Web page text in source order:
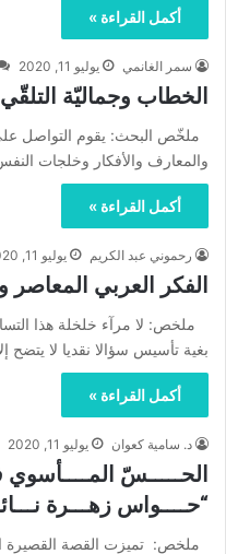
أكمل القراءة »
سمر الغانمي يوليو 11, 2020
الخطاب وجماليّة التلقّي
ملخّص البحث: يقوم التواصل على
والمعارف والأفكار وخلجات
أكمل القراءة »
رحموني عبد الكريم يوليو 11, 2020
الفكر العربي
ملخص: لا مرآء خلخلة هذا
بغية تأسيس سؤالا نقديا لا يتضح
أكمل القراءة »
د. سامية كعوان يوليو 11, 2020
الحـــــسّ
“حــــواس زهـــرة
ملخص: تميزت القصة القصيرة